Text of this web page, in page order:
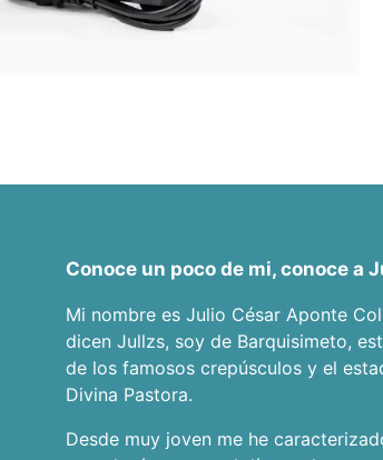
Conoce un poco de mi, conoce a
Mi nombre es Julio César Aponte
dicen Jullzs, soy de Barquisimeto,
de los famosos crepúsculos y el
Divina Pastora.
Desde muy joven me he